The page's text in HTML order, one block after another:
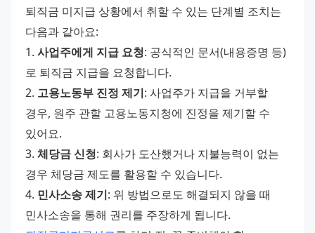
퇴직금 미지급 상황에서 취할 수 있는 단계별 조치는
다음과 같아요:
1. 사업주에게 지급 요청: 공식적인 문서(내용증명 등)
로 퇴직금 지급을 요청합니다.
2. 고용노동부 진정 제기: 사업주가 지급을 거부할
경우, 원주 관할 고용노동지청에 진정을 제기할 수
있어요.
3. 체당금 신청: 회사가 도산했거나 지불능력이 없는
경우 체당금 제도를 활용할 수 있습니다.
4. 민사소송 제기: 위 방법으로도 해결되지 않을 때
민사소송을 통해 권리를 주장하게 됩니다.